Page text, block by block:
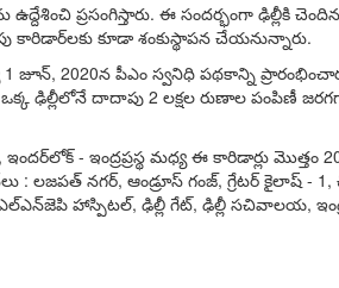
ప్రసంగిస్తారు. ఈ సందర్భంగా ఢిల్లీకి
కారిడార్‌ల‌కు కూడా శంకుస్థాప‌న చేయ‌నున్నారు.
జూన్, 2020న పీఎం స్వనిధి పథకాన్ని
ఒక్క ఢిల్లీలోనే దాదాపు 2 లక్షల రుణాల పంపిణీ
- ఇంద్రప్రస్థ మధ్య ఈ కారిడార్లు
నగర్, ఆండ్రూస్ గంజ్, గ్రేటర్ కైలాష్ - 1,
హాస్పిటల్, ఢిల్లీ గేట్, ఢిల్లీ సచివాలయ,